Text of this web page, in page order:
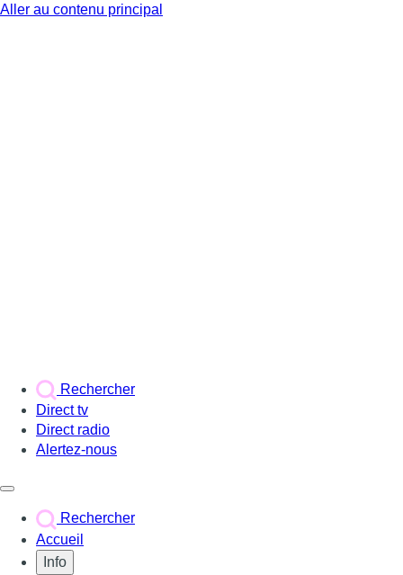
Aller au contenu principal
Rechercher
Direct tv
Direct radio
Alertez-nous
Rechercher
Accueil
Info